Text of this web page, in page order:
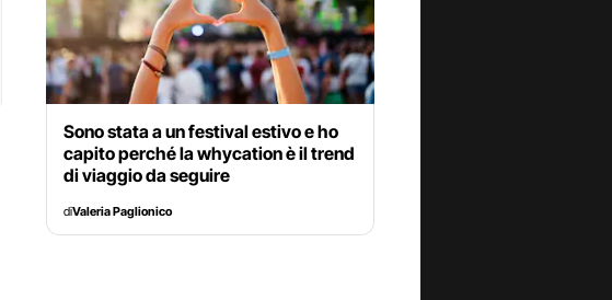
Sono stata a un festival estivo e ho
capito perché la whycation è il trend
di viaggio da seguire
diValeria Paglionico